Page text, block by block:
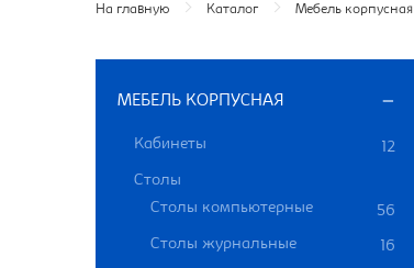
На главную Каталог Мебель корпусная
МЕБЕЛЬ КОРПУСНАЯ
Кабинеты
12
Столы
Столы компьютерные
56
Столы журнальные
16